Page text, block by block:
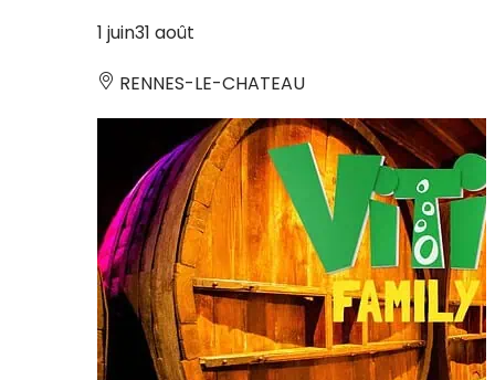
1 juin31 août
RENNES-LE-CHATEAU